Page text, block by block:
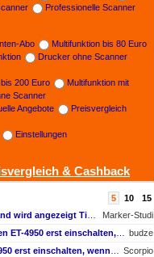
Professionelle Scanner
Abo
Multifunktion bis 80 Euro
Drucker ohne Scanner
200 Euro
Multifunktion mit
Scanner
Angebote
Preisvergleich
Einstellungen
& Cashback
5 10
15
Marker-Studi
budze
Scorpio